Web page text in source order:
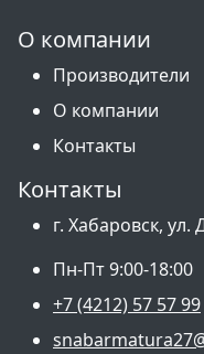
О компании
Производители
О компании
Контакты
Контакты
г. Хабаровск,
Пн-Пт 9:00-18:00
+7 (4212) 57 57 99